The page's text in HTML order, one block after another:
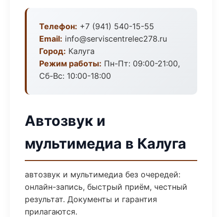
Телефон: +7 (941) 540-15-55
Email: info@serviscentrelec278.ru
Город: Калуга
Режим работы: Пн-Пт: 09:00-21:00,
Сб-Вс: 10:00-18:00
Автозвук и
мультимедиа в Калуга
автозвук и мультимедиа без очередей:
онлайн-запись, быстрый приём, честный
результат. Документы и гарантия
прилагаются.